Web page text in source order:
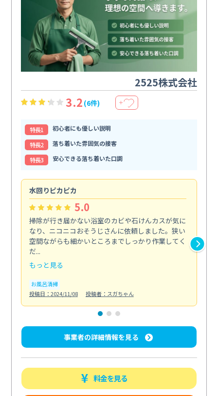
2525株式会社
3.2 (6件) ＋
特⻑1
初心者にも優しい説明
特⻑2
落ち着いた雰囲気の接客
特⻑3
安心できる落ち着いた口調
水回りピカピカ
5.0
掃除が行き届かない浴室のカビや石けんカスが気に
なり、ニコニコおそうじさんに依頼しました。狭い
空間ながらも細かいところまでしっかり作業してく
だ...
もっと見る
お風呂清掃
投稿日：2024/11/08
投稿者：スガちゃん
事業者の詳細情報を見る
料金を見る